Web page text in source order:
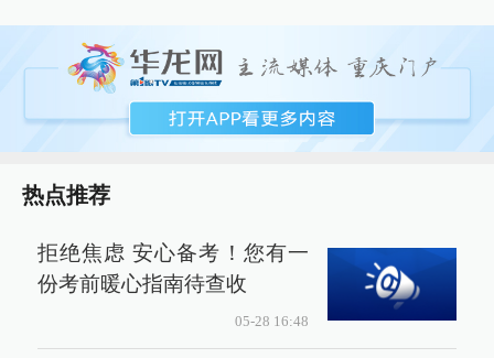
热点推荐
拒绝焦虑 安心备考！您有一
份考前暖心指南待查收
05-28 16:48